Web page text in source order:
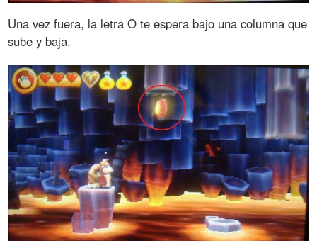
Una vez fuera, la letra O te espera bajo una columna que
sube y baja.